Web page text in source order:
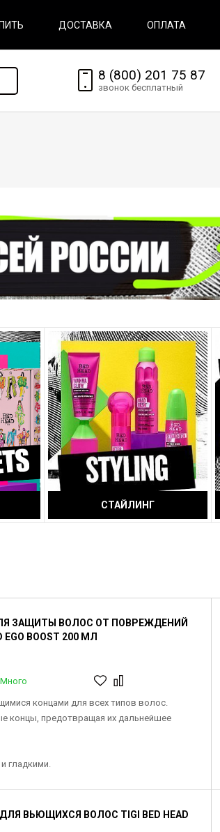
ДОСТАВКА ОПЛАТА
8 (800) 201 75 87
звонок бесплатный
СТАЙЛИНГ
ЗАЩИТЫ ВОЛОС ОТ ПОВРЕЖДЕНИЙ
EGO BOOST 200 МЛ
Много
концами для всех типов волос.
концы, предотвращая их дальнейшее
гладкими.
ВЬЮЩИХСЯ ВОЛОС TIGI BED HEAD